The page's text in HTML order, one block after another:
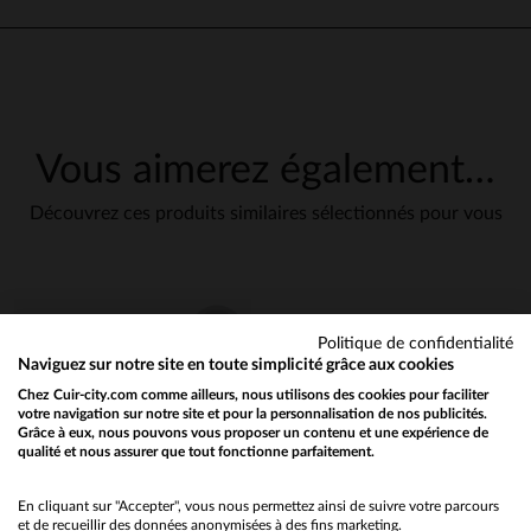
Vous aimerez également…
Découvrez ces produits similaires sélectionnés pour vous
Would you like to be redirected to our English site?
No
Politique de confidentialité
Naviguez sur notre site en toute simplicité grâce aux cookies
Chez Cuir-city.com comme ailleurs, nous utilisons des cookies pour faciliter
votre navigation sur notre site et pour la personnalisation de nos publicités.
Grâce à eux, nous pouvons vous proposer un contenu et une expérience de
qualité et nous assurer que tout fonctionne parfaitement.
En cliquant sur "Accepter", vous nous permettez ainsi de suivre votre parcours
et de recueillir des données anonymisées à des fins marketing.